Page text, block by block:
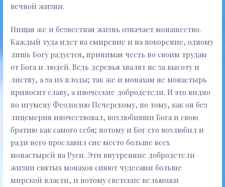
вечной жизни.
Нищая же и безвестная жизнь означает монашество.
Каждый туда идет на смирение и на покорение, одному
лишь Богу радуется, принимая честь по своим трудам
от Бога и людей. Ведь деревья хвалят не за высоту и
листву, а за их плоды; так же и монахам не монастырь
приносит славу, а иноческие добродетели. И это видно
по игумену Феодосию Печерскому, по тому, как он без
лицемерия иночествовал, возлюбивши Бога и свою
братию как самого себя; потому и Бог его возлюбил и
ради него прославил сие место больше всех
монастырей на Руси. Эти внутренние добродетели
жизни святых монахов сияют чудесами больше
мирской власти, и потому светские вельможи